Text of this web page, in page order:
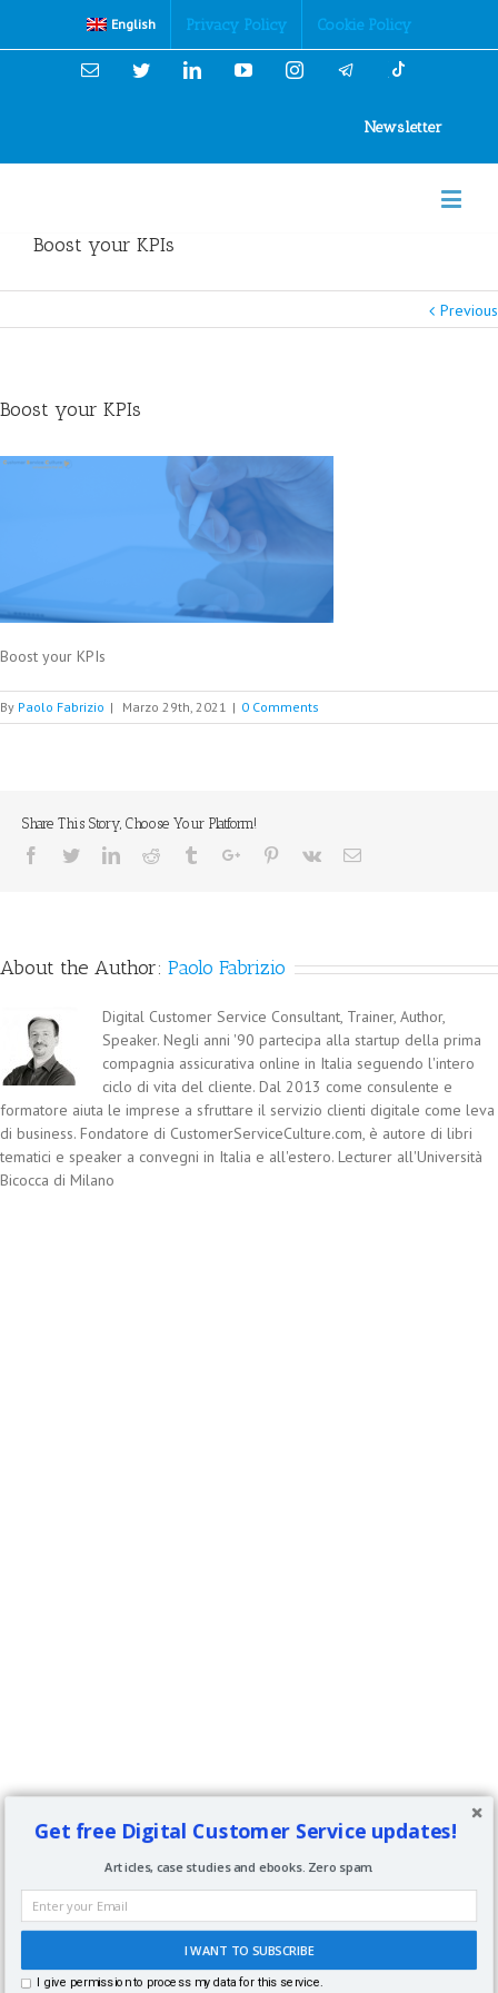
English Privacy Policy Cookie Policy
Email TwitterLinkedinYouTubeInstagram
Newsletter
Boost your KPIs
Previous
Boost your KPIs
Boost your KPIs
By Paolo Fabrizio | Marzo 29th, 2021 | 0 Comments
Share This Story, Choose Your Platform!
Facebook
TwitterLinkedinReddit TumblrGoogle+Pinterest
Vk Email
About the Author: Paolo Fabrizio
Digital Customer Service Consultant, Trainer, Author,
Speaker. Negli anni '90 partecipa alla startup della prima
compagnia assicurativa online in Italia seguendo l'intero
ciclo di vita del cliente. Dal 2013 come consulente e
formatore aiuta le imprese a sfruttare il servizio clienti digitale come leva
di business. Fondatore di CustomerServiceCulture.com, è autore di libri
tematici e speaker a convegni in Italia e all'estero. Lecturer all'Università
Bicocca di Milano
Cookies Policy
Get free Digital Customer Service updates!
I WANT TO SUBSCRIBE
I give permission to process my data for this service.
Articles, case studies and ebooks. Zero spam.